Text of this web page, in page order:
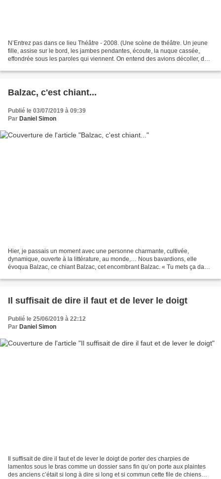
N’Entrez pas dans ce lieu Théâtre - 2008. (Une scène de théâtre. Un jeune
fille, assise sur le bord, les jambes pendantes, écoute, la nuque cassée,
effondrée sous les paroles qui viennent. On entend des avions décoller, des
Balzac, c'est chiant...
Publié le 03/07/2019 à 09:39
Par Daniel Simon
Hier, je passais un moment avec une personne charmante, cultivée,
dynamique, ouverte à la littérature, au monde,… Nous bavardions, elle
évoqua Balzac, ce chiant Balzac, cet encombrant Balzac. « Tu mets ça dans
Il suffisait de dire il faut et de lever le doigt
Publié le 25/06/2019 à 22:12
Par Daniel Simon
Il suffisait de dire il faut et de lever le doigt de porter des charpies de
lamentos sous le bras comme un dossier sans fin qu’on porte aux plaintes
des anciens c’était si long à dire si long et si commun cette file de chiens